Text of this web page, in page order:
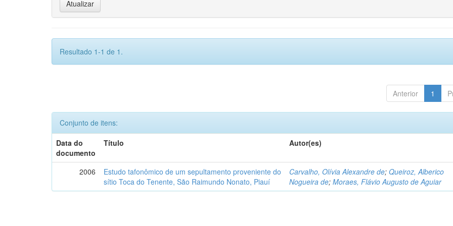
Resultado 1-1 de 1.
Anterior 1
Conjunto de itens:
Data do
documento
Título Autor(es)
2006
Estudo tafonômico de um sepultamento proveniente do
sítio Toca do Tenente, São Raimundo Nonato, Piauí
Carvalho, Olívia Alexandre de;Queiroz, Alberico
Nogueira de;Moraes, Flávio Augusto de Aguiar